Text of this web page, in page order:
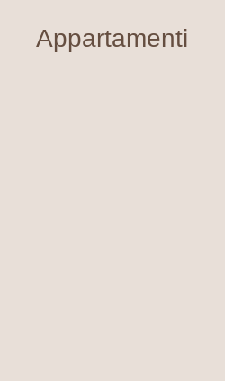
Appartamenti